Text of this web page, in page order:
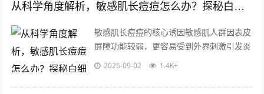
从科学角度解析，敏感肌长痘痘怎么办？探秘白细胞提取物的祛痘奥秘
敏感肌长痘痘的核心诱因敏感肌人群因表皮
屏障功能较弱，更容易受到外界刺激引发炎
症反应，当皮脂腺分泌失衡时，毛囊角质细
2025-09-02 1.4K+